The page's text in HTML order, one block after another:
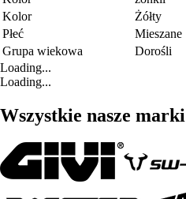
Kolor
Żółty
Płeć
Mieszane
Grupa wiekowa
Dorośli
Loading...
Loading...
Wszystkie nasze marki